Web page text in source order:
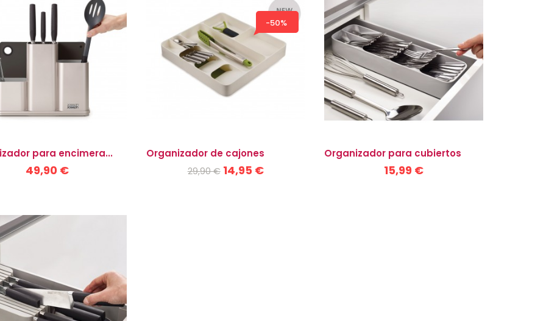
para encimera...
49,90 €
-50%
Organizador de cajones
29,90 € 14,95 €
Organizador para cubiertos
15,99 €